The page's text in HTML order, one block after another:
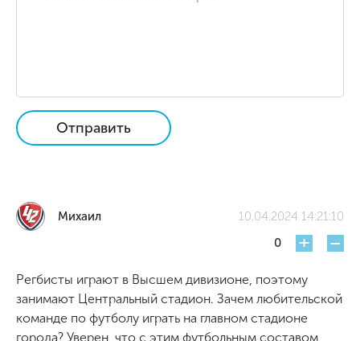
Отправить
Михаил
10.04.2024 14:21:10
0
+ -
Регбисты играют в Высшем дивизионе, поэтому
занимают Центральный стадион. Зачем любительской
команде по футболу играть на главном стадионе
города? Уверен, что с этим футбольным составом